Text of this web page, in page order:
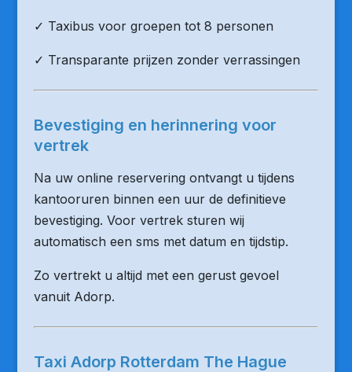
✓ Taxibus voor groepen tot 8 personen
✓ Transparante prijzen zonder verrassingen
Bevestiging en herinnering voor
vertrek
Na uw online reservering ontvangt u tijdens
kantooruren binnen een uur de definitieve
bevestiging. Voor vertrek sturen wij
automatisch een sms met datum en tijdstip.
Zo vertrekt u altijd met een gerust gevoel
vanuit Adorp.
Taxi Adorp Rotterdam The Hague